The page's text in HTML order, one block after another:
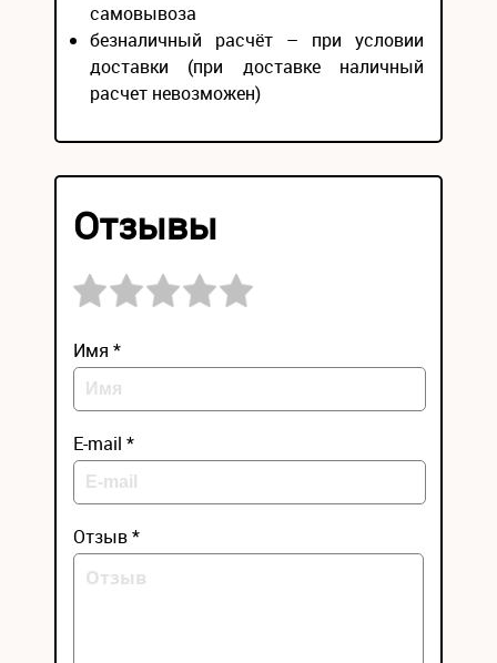
самовывоза
безналичный расчёт – при условии
доставки (при доставке наличный
расчет невозможен)
Отзывы
Имя *
E-mail *
Отзыв *